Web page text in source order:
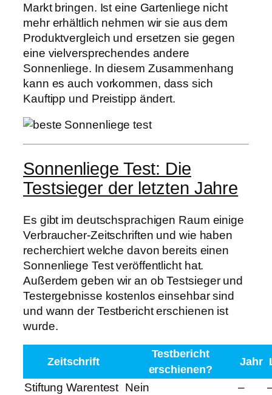
Markt bringen. Ist eine Gartenliege nicht
mehr erhältlich nehmen wir sie aus dem
Produktvergleich und ersetzen sie gegen
eine vielversprechendes andere
Sonnenliege. In diesem Zusammenhang
kann es auch vorkommen, dass sich
Kauftipp und Preistipp ändert.
Sonnenliege Test: Die
Testsieger der letzten Jahre
Es gibt im deutschsprachigen Raum einige
Verbraucher-Zeitschriften und wie haben
recherchiert welche davon bereits einen
Sonnenliege Test veröffentlicht hat.
Außerdem geben wir an ob Testsieger und
Testergebnisse kostenlos einsehbar sind
und wann der Testbericht erschienen ist
wurde.
Zeitschrift
Testbericht
erschienen?
Jahr
Stiftung Warentest Nein –